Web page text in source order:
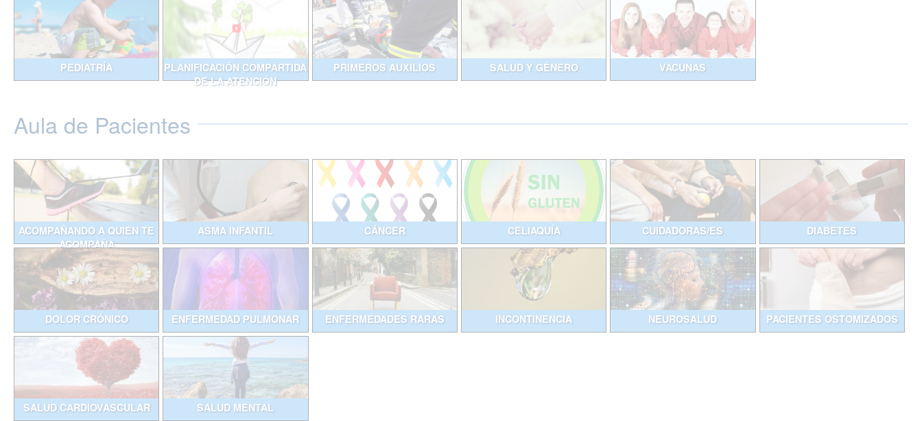
PEDIATRÍA
PLANIFICACIÓN COMPARTIDA
DE LA ATENCIÓN
PRIMEROS AUXILIOS SALUD Y GÉNERO VACUNAS
Aula de Pacientes
ACOMPAÑANDO A QUIEN TE
ACOMPAÑA
ASMA INFANTIL CÁNCER CELIAQUÍA CUIDADORAS/ES DIABETES
DOLOR CRÓNICO ENFERMEDAD PULMONAR ENFERMEDADES RARAS INCONTINENCIA NEUROSALUD PACIENTES OSTOMIZADOS
SALUD CARDIOVASCULAR SALUD MENTAL